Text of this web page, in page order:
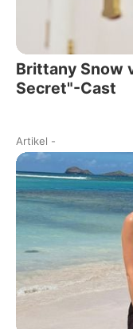
Brittany Snow
Secret"-Cast
Artikel -